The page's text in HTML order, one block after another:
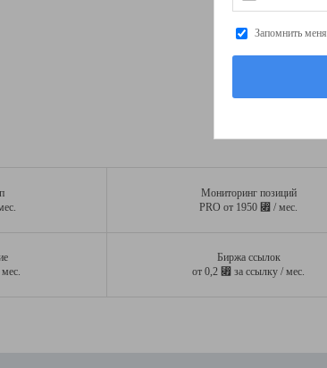
Мониторинг позиций
PRO от 1950 ⃏ / мес.
мес.
Биржа ссылок
от 0,2 ⃏ за ссылку / мес.
Запомнить меня